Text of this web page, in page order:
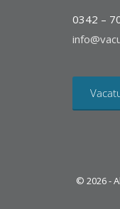
0342 –
© 2026 -